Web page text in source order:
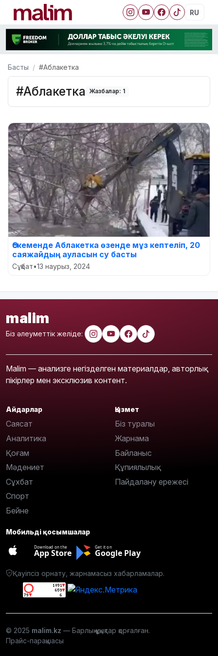
RU
Басты #Аблакетка
#Аблакетка Жазбалар: 1
Өскеменде Аблакетка өзенде мұз кептеліп, 20
саяжайдың ауласын су басты
Сұқбат•13 наурыз, 2024
malim
Біз әлеуметтік желіде:
Malim — анализге негізделген материалдар, авторлық
пікірлер мен эксклюзив контент.
Айдарлар
Саясат
Аналитика
Қоғам
Мәдениет
Сұхбат
Спорт
Бейне
Қызмет
Біз туралы
Жарнама
Байланыс
Құпиялылық
Пайдалану ережесі
Мобильді қосымшалар
Download on the
App Store
Get it on
Google Play
Қауіпсіз орнату, жарнамасыз хабарламалар.
© 2025 malim.kz — Барлық құқықтар қорғалған.
Прайс-парақшасы